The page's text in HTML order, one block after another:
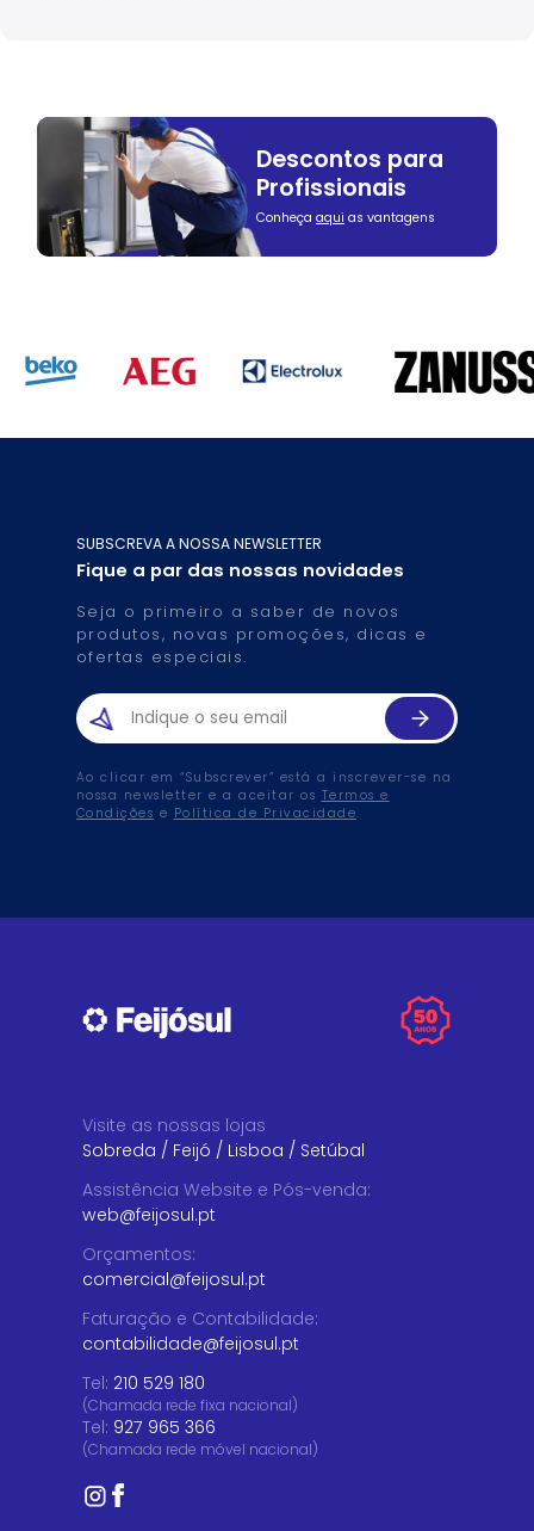
Descontos para
Profissionais
Conheça aqui as vantagens
SUBSCREVA A NOSSA NEWSLETTER
Fique a par das nossas novidades
Seja o primeiro a saber de novos
produtos, novas promoções, dicas e
ofertas especiais.
Ao clicar em “Subscrever” está a inscrever-se na
nossa newsletter e a aceitar os Termos e
Condições e Política de Privacidade.
Visite as nossas lojas
Sobreda / Feijó / Lisboa / Setúbal
Assistência Website e Pós-venda:
web@feijosul.pt
Orçamentos:
comercial@feijosul.pt
Faturação e Contabilidade:
contabilidade@feijosul.pt
Tel: 210 529 180
(Chamada rede fixa nacional)
Tel: 927 965 366
(Chamada rede móvel nacional)